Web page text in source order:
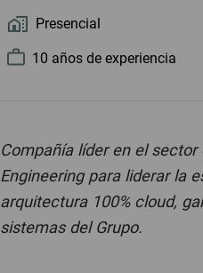
Presencial
10 añosde experiencia
Compañía líder en el
Engineering para liderar la
arquitectura 100% cloud,
sistemas del Grupo.